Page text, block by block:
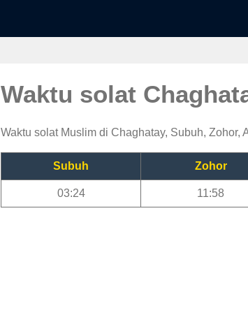
Waktu solat
Waktu solat Muslim di Chaghatay, Subuh,
Subuh Zohor
03:24 11:58